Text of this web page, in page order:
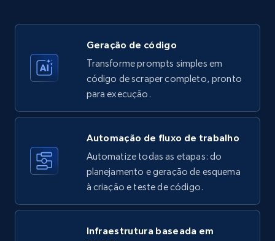
Amazon products - Collects products by
specific keywords
Title, Seller name, Brand, Description, Initial
35.3K+ 5.7K+ Comece grátis
Amazon products - find products by using
Geração de código
Transforme prompts simples em
código de scraper completo, pronto
para execução.
Automação de fluxo de trabalho
Automatize todas as etapas: do
planejamento e geração de esquema
à criação e teste de código.
Infraestrutura baseada em